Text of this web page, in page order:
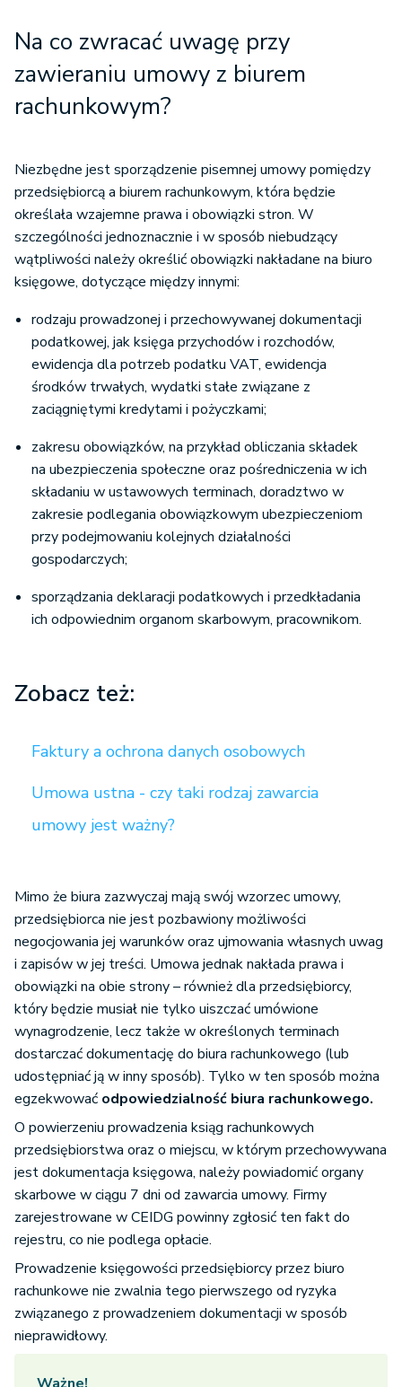
Na co zwracać uwagę przy
zawieraniu umowy z biurem
rachunkowym?
Niezbędne jest sporządzenie pisemnej umowy pomiędzy
przedsiębiorcą a biurem rachunkowym, która będzie
określała wzajemne prawa i obowiązki stron. W
szczególności jednoznacznie i w sposób niebudzący
wątpliwości należy określić obowiązki nakładane na biuro
księgowe, dotyczące między innymi:
rodzaju prowadzonej i przechowywanej dokumentacji
podatkowej, jak księga przychodów i rozchodów,
ewidencja dla potrzeb podatku VAT, ewidencja
środków trwałych, wydatki stałe związane z
zaciągniętymi kredytami i pożyczkami;
zakresu obowiązków, na przykład obliczania składek
na ubezpieczenia społeczne oraz pośredniczenia w ich
składaniu w ustawowych terminach, doradztwo w
zakresie podlegania obowiązkowym ubezpieczeniom
przy podejmowaniu kolejnych działalności
gospodarczych;
sporządzania deklaracji podatkowych i przedkładania
ich odpowiednim organom skarbowym, pracownikom.
Zobacz też:
Faktury a ochrona danych osobowych
Umowa ustna - czy taki rodzaj zawarcia
umowy jest ważny?
Mimo że biura zazwyczaj mają swój wzorzec umowy,
przedsiębiorca nie jest pozbawiony możliwości
negocjowania jej warunków oraz ujmowania własnych uwag
i zapisów w jej treści. Umowa jednak nakłada prawa i
obowiązki na obie strony – również dla przedsiębiorcy,
który będzie musiał nie tylko uiszczać umówione
wynagrodzenie, lecz także w określonych terminach
dostarczać dokumentację do biura rachunkowego (lub
udostępniać ją w inny sposób). Tylko w ten sposób można
egzekwować odpowiedzialność biura rachunkowego.
O powierzeniu prowadzenia ksiąg rachunkowych
przedsiębiorstwa oraz o miejscu, w którym przechowywana
jest dokumentacja księgowa, należy powiadomić organy
skarbowe w ciągu 7 dni od zawarcia umowy. Firmy
zarejestrowane w CEIDG powinny zgłosić ten fakt do
rejestru, co nie podlega opłacie.
Prowadzenie księgowości przedsiębiorcy przez biuro
rachunkowe nie zwalnia tego pierwszego od ryzyka
związanego z prowadzeniem dokumentacji w sposób
nieprawidłowy.